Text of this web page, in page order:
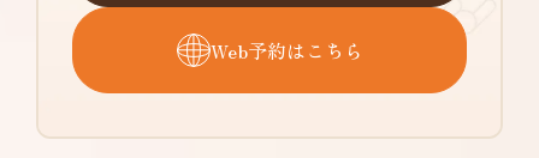
Web予約はこちら